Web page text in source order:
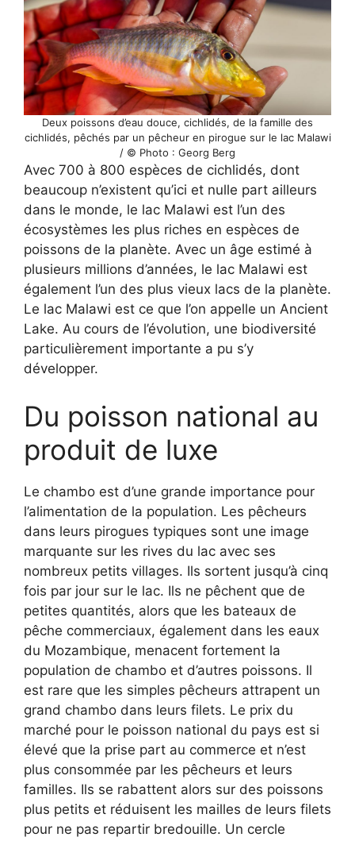
Deux poissons d’eau douce, cichlidés, de la famille des
cichlidés, pêchés par un pêcheur en pirogue sur le lac Malawi
/ © Photo : Georg Berg
Avec 700 à 800 espèces de cichlidés, dont
beaucoup n’existent qu’ici et nulle part ailleurs
dans le monde, le lac Malawi est l’un des
écosystèmes les plus riches en espèces de
poissons de la planète. Avec un âge estimé à
plusieurs millions d’années, le lac Malawi est
également l’un des plus vieux lacs de la planète.
Le lac Malawi est ce que l’on appelle un Ancient
Lake. Au cours de l’évolution, une biodiversité
particulièrement importante a pu s’y
développer.
Du poisson national au
produit de luxe
Le chambo est d’une grande importance pour
l’alimentation de la population. Les pêcheurs
dans leurs pirogues typiques sont une image
marquante sur les rives du lac avec ses
nombreux petits villages. Ils sortent jusqu’à cinq
fois par jour sur le lac. Ils ne pêchent que de
petites quantités, alors que les bateaux de
pêche commerciaux, également dans les eaux
du Mozambique, menacent fortement la
population de chambo et d’autres poissons. Il
est rare que les simples pêcheurs attrapent un
grand chambo dans leurs filets. Le prix du
marché pour le poisson national du pays est si
élevé que la prise part au commerce et n’est
plus consommée par les pêcheurs et leurs
familles. Ils se rabattent alors sur des poissons
plus petits et réduisent les mailles de leurs filets
pour ne pas repartir bredouille. Un cercle